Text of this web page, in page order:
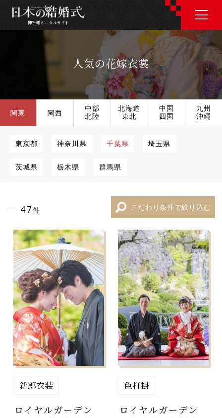
神社婚ポータルサイト
J P E N
神社婚会場を探す
衣裳を探す
先輩カップル実例
クリップリスト
神社婚ポータルサイト
人気の花嫁衣裳
関東 関西
中部
北陸
北海道
東北
中国
四国
九州
沖縄
東京都 神奈川県 千葉県 埼玉県
茨城県 栃木県 群馬県
47件 こだわり条件で絞り込む
新郎衣装
ロイヤルガーデン
色打掛
ロイヤルガーデン